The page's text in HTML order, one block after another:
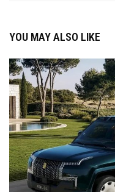
YOU MAY ALSO LIKE